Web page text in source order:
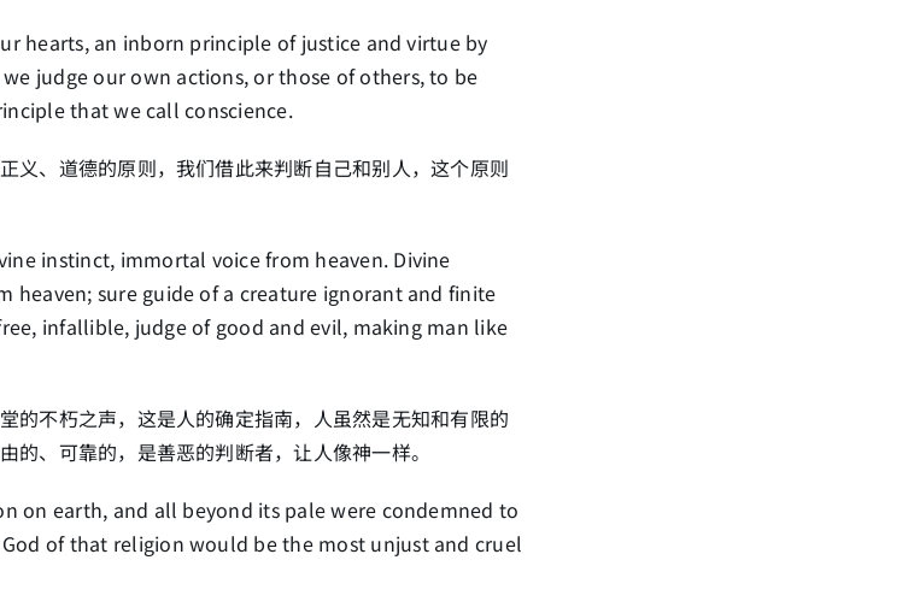
hearts, an inborn principle of justice and virtue by
judge our own actions, or those of others, to be
that we call conscience.
义、道德的原则，我们借此来判断自己和别人，这个原则
instinct, immortal voice from heaven. Divine
heaven; sure guide of a creature ignorant and finite
infallible, judge of good and evil, making man like
的不朽之声，这是人的确定指南，人虽然是无知和有限的
的、可靠的，是善恶的判断者，让人像神一样。
on earth, and all beyond its pale were condemned to
of that religion would be the most unjust and cruel